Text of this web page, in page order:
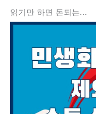
읽기만 하면 돈되는…